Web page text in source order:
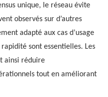
unique, le réseau évite
observés sur d’autres
adapté aux cas d’usage
sont essentielles. Les
ainsi réduire
tout en améliorant